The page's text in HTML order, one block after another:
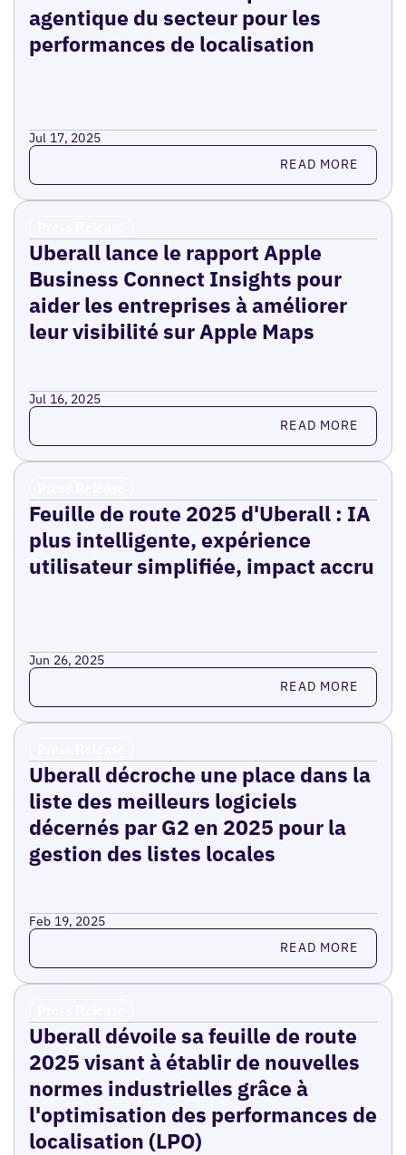
agentique du secteur pour les
performances de localisation
Jul 17, 2025
Read more READ MORE
Uberall lance le rapport Apple
Business Connect Insights pour
aider les entreprises à améliorer
leur visibilité sur Apple Maps
Jul 16, 2025
Read more READ MORE
Feuille de route 2025 d'Uberall : IA
plus intelligente, expérience
utilisateur simplifiée, impact accru
Jun 26, 2025
Read more READ MORE
Uberall décroche une place dans la
liste des meilleurs logiciels
décernés par G2 en 2025 pour la
gestion des listes locales
Feb 19, 2025
Read more READ MORE
Uberall dévoile sa feuille de route
2025 visant à établir de nouvelles
normes industrielles grâce à
l'optimisation des performances de
localisation (LPO)